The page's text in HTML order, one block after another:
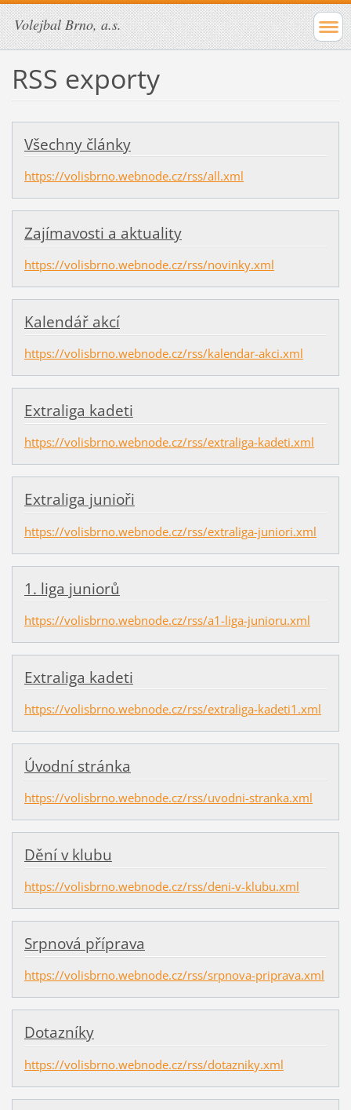
Volejbal Brno, a.s.
RSS exporty
Všechny články
https://volisbrno.webnode.cz/rss/all.xml
Zajímavosti a aktuality
https://volisbrno.webnode.cz/rss/novinky.xml
Kalendář akcí
https://volisbrno.webnode.cz/rss/kalendar-akci.xml
Extraliga kadeti
https://volisbrno.webnode.cz/rss/extraliga-kadeti.xml
Extraliga junioři
https://volisbrno.webnode.cz/rss/extraliga-juniori.xml
1. liga juniorů
https://volisbrno.webnode.cz/rss/a1-liga-junioru.xml
Extraliga kadeti
https://volisbrno.webnode.cz/rss/extraliga-kadeti1.xml
Úvodní stránka
https://volisbrno.webnode.cz/rss/uvodni-stranka.xml
Dění v klubu
https://volisbrno.webnode.cz/rss/deni-v-klubu.xml
Srpnová příprava
https://volisbrno.webnode.cz/rss/srpnova-priprava.xml
Dotazníky
https://volisbrno.webnode.cz/rss/dotazniky.xml